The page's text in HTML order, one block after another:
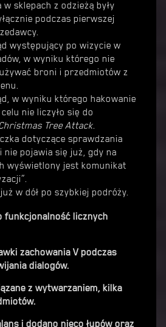
sklepach z odzieżą były
podczas pierwszej
występujący po wizycie w
w wyniku którego nie
broni i przedmiotów z
w wyniku którego hakowanie
nie liczyło się do
Tree Attack.
dotyczące sprawdzania
nie pojawia się już, gdy na
wyświetlony jest komunikat
w dół po szybkiej podróży.
funkcjonalność licznych
zachowania V podczas
dialogów.
z wytwarzaniem, kilka
i dodano nieco łupów oraz